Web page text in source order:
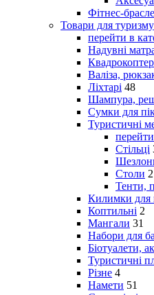
Фітнес-
Товари для туризму
перейти в
Надувні
Валіза,
Ліхтарі 48
Шампура,
Сумки для
Туристичні
Стільці
Столи 2
Тенти,
Килимки для
Коптильні 2
Мангали 31
Набори для
Біотуалети,
Туристичні
Різне 4
Намети 51